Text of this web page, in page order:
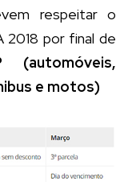
respeitar o
2018 por final de
e motos)